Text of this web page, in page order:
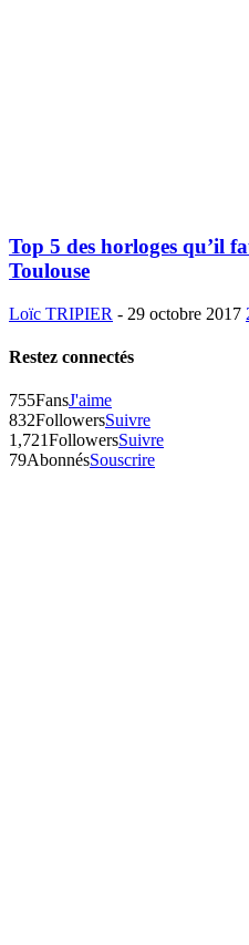
Top 5 des horloges qu’il
Toulouse
Loïc TRIPIER - 29 octobre 2017
Restez connectés
755FansJ'aime
832FollowersSuivre
1,721FollowersSuivre
79AbonnésSouscrire